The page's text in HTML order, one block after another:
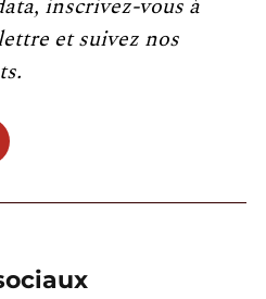
inscrivez-vous à
et suivez nos